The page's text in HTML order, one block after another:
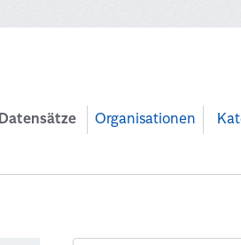
Datensätze Organisationen